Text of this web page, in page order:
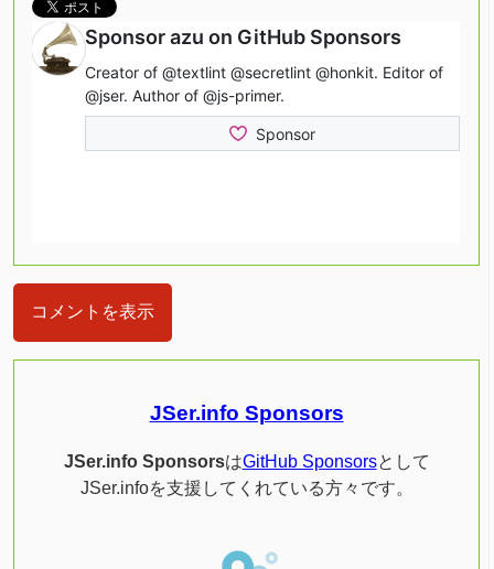
コメントを表示
JSer.info Sponsors
JSer.info SponsorsはGitHub Sponsorsとして
JSer.infoを支援してくれている方々です。